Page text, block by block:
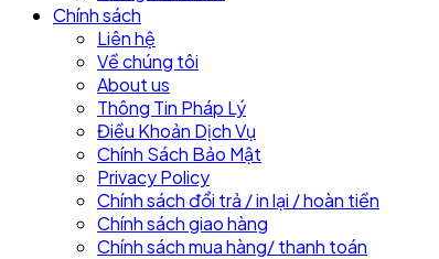
Chính sách
Liên hệ
Về chúng tôi
About us
Thông Tin Pháp Lý
Điều Khoản Dịch Vụ
Chính Sách Bảo Mật
Privacy Policy
Chính sách đổi trả / in lại / hoàn tiền
Chính sách giao hàng
Chính sách mua hàng/ thanh toán